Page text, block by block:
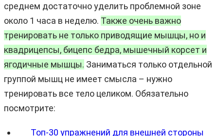
среднем достаточно уделить проблемной зоне
около 1 часа в неделю. Также очень важно
тренировать не только приводящие мышцы, но и
квадрицепсы, бицепс бедра, мышечный корсет и
ягодичные мышцы. Заниматься только отдельной
группой мышц не имеет смысла – нужно
тренировать все тело целиком. Обязательно
посмотрите:
Топ-30 упражнений для внешней стороны